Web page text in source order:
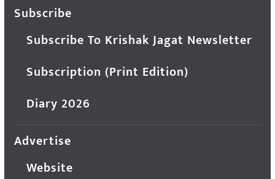
Subscribe
Subscribe To Krishak Jagat Newsletter
Subscription (Print Edition)
Diary 2026
Advertise
Website